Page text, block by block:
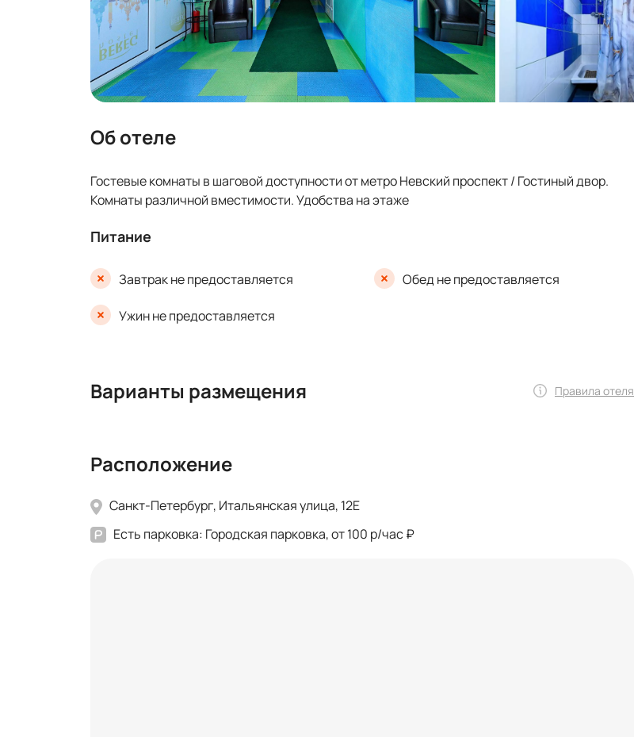
Об отеле
Гостевые комнаты в шаговой доступности от метро Невский проспект / Гостиный двор.
Комнаты различной вместимости. Удобства на этаже
Питание
Завтрак не предоставляется Обед не предоставляется
Ужин не предоставляется
Варианты размещения Правила отеля
Расположение
Санкт-Петербург, Итальянская улица, 12Е
Есть парковка: Городская парковка, от 100 р/час ₽